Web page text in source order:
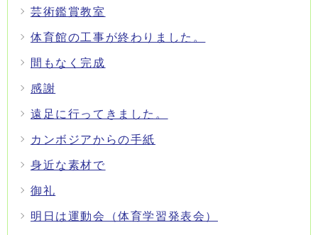
芸術鑑賞教室
体育館の工事が終わりました。
間もなく完成
感謝
遠足に行ってきました。
カンボジアからの手紙
身近な素材で
御礼
明日は運動会（体育学習発表会）